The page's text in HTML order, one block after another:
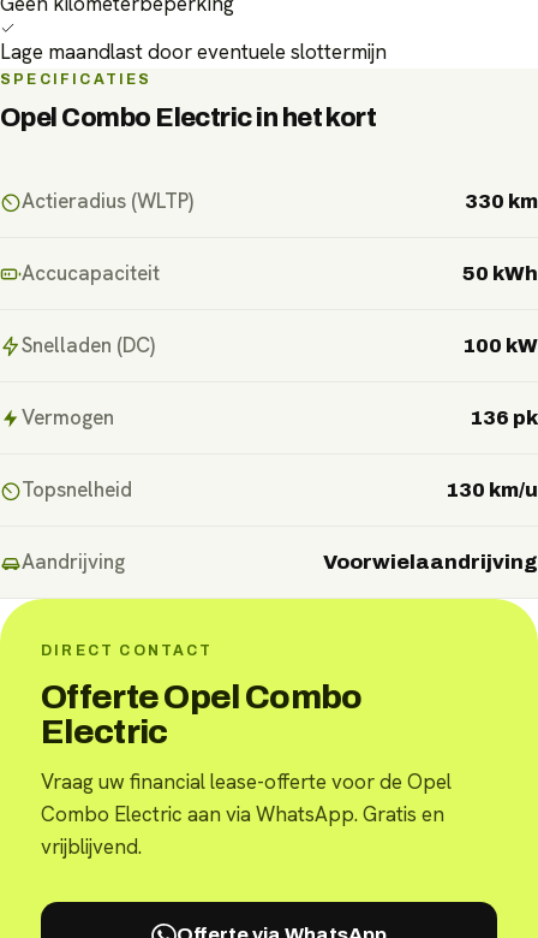
Lage maandlast door eventuele slottermijn
SPECIFICATIES
Opel Combo Electricin het kort
Actieradius (WLTP) 330 km
Accucapaciteit 50 kWh
Snelladen (DC) 100 kW
Vermogen 136 pk
Topsnelheid 130 km/u
Aandrijving Voorwielaandrijving
DIRECT CONTACT
Offerte Opel Combo
Electric
Vraag uw financial lease-offerte voor de Opel
Combo Electric aan via WhatsApp. Gratis en
vrijblijvend.